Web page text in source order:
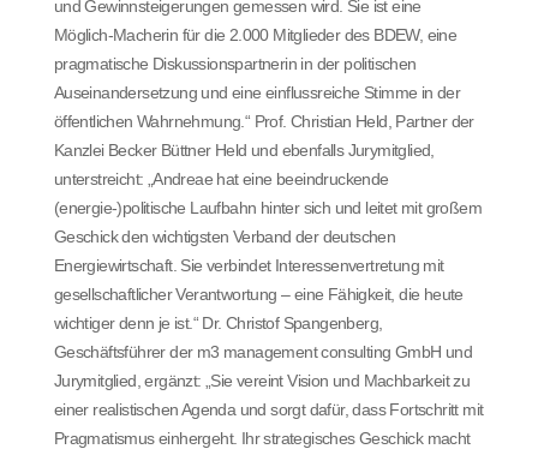
und Gewinnsteigerungen gemessen wird. Sie ist eine
Möglich-Macherin für die 2.000 Mitglieder des BDEW, eine
pragmatische Diskussionspartnerin in der politischen
Auseinandersetzung und eine einflussreiche Stimme in der
öffentlichen Wahrnehmung.“ Prof. Christian Held, Partner der
Kanzlei Becker Büttner Held und ebenfalls Jurymitglied,
unterstreicht: „Andreae hat eine beeindruckende
(energie-)politische Laufbahn hinter sich und leitet mit großem
Geschick den wichtigsten Verband der deutschen
Energiewirtschaft. Sie verbindet Interessenvertretung mit
gesellschaftlicher Verantwortung – eine Fähigkeit, die heute
wichtiger denn je ist.“ Dr. Christof Spangenberg,
Geschäftsführer der m3 management consulting GmbH und
Jurymitglied, ergänzt: „Sie vereint Vision und Machbarkeit zu
einer realistischen Agenda und sorgt dafür, dass Fortschritt mit
Pragmatismus einhergeht. Ihr strategisches Geschick macht